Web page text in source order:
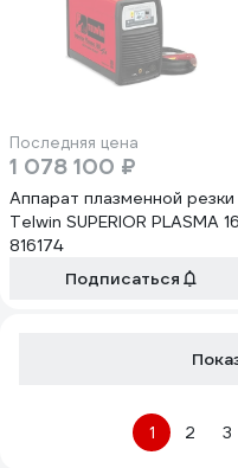
Последняя цена
1 078 100 ₽
Аппарат плазменной резки
Telwin SUPERIOR PLASMA
816174
Подписаться
1 2 3